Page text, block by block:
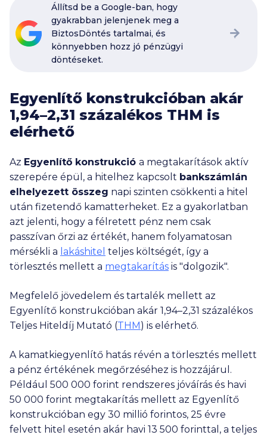
Állítsd be a Google-ban, hogy
gyakrabban jelenjenek meg a
BiztosDöntés tartalmai, és
könnyebben hozz jó pénzügyi
döntéseket.
Egyenlítő konstrukcióban akár
1,94–2,31 százalékos THM is
elérhető
Az Egyenlítő konstrukció a megtakarítások aktív
szerepére épül, a hitelhez kapcsolt bankszámlán
elhelyezett összeg napi szinten csökkenti a hitel
után fizetendő kamatterheket. Ez a gyakorlatban
azt jelenti, hogy a félretett pénz nem csak
passzívan őrzi az értékét, hanem folyamatosan
mérsékli a lakáshitel teljes költségét, így a
törlesztés mellett a megtakarítás is "dolgozik".
Megfelelő jövedelem és tartalék mellett az
Egyenlítő konstrukcióban akár 1,94–2,31 százalékos
Teljes Hiteldíj Mutató (THM) is elérhető.
A kamatkiegyenlítő hatás révén a törlesztés mellett
a pénz értékének megőrzéséhez is hozzájárul.
Például 500 000 forint rendszeres jóváírás és havi
50 000 forint megtakarítás mellett az Egyenlítő
konstrukcióban egy 30 millió forintos, 25 évre
felvett hitel esetén akár havi 13 500 forinttal, a teljes